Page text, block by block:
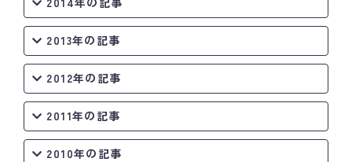
2013年の記事
2012年の記事
2011年の記事
2010年の記事